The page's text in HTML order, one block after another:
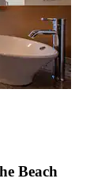
Beach